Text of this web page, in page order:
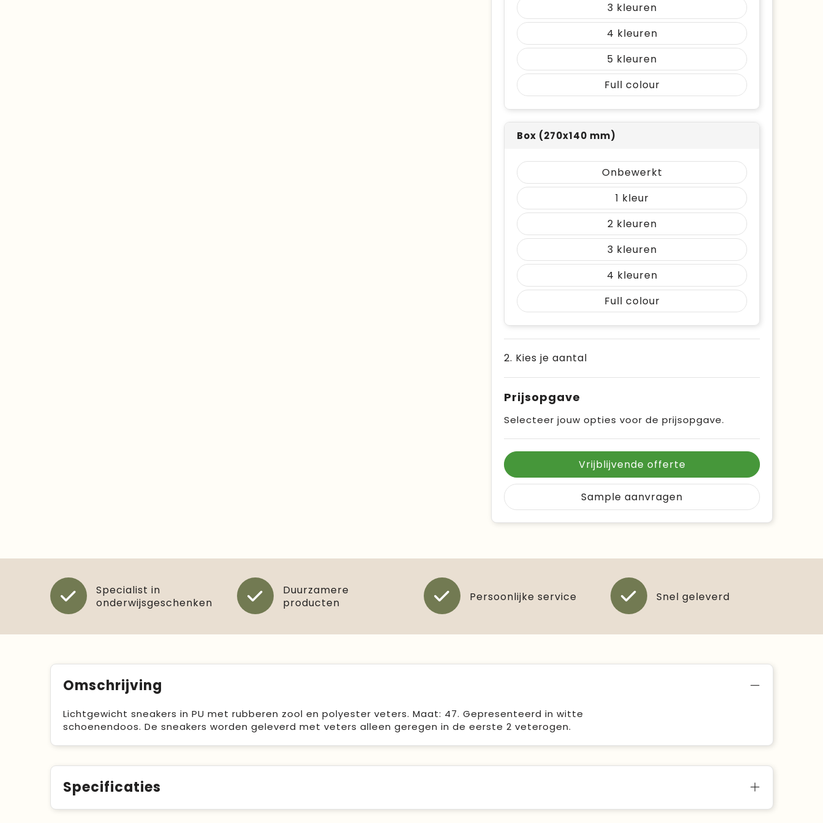
3
4
5
Full colour
Box (270x140 mm)
Onbewerkt
1
2
3
4
Full colour
2. Kies je aantal
Prijsopgave
Selecteer jouw opties voor de prijsopgave.
Vrijblijvende offerte
Sample aanvragen
Specialist in
onderwijsgeschenken
Duurzamere
producten
Persoonlijke service Snel geleverd
Omschrijving
Lichtgewicht sneakers in PU met rubberen zool en polyester veters. Maat: 47. Gepresenteerd in witte
schoenendoos. De sneakers worden geleverd met veters alleen geregen in de eerste 2 veterogen.
Specificaties